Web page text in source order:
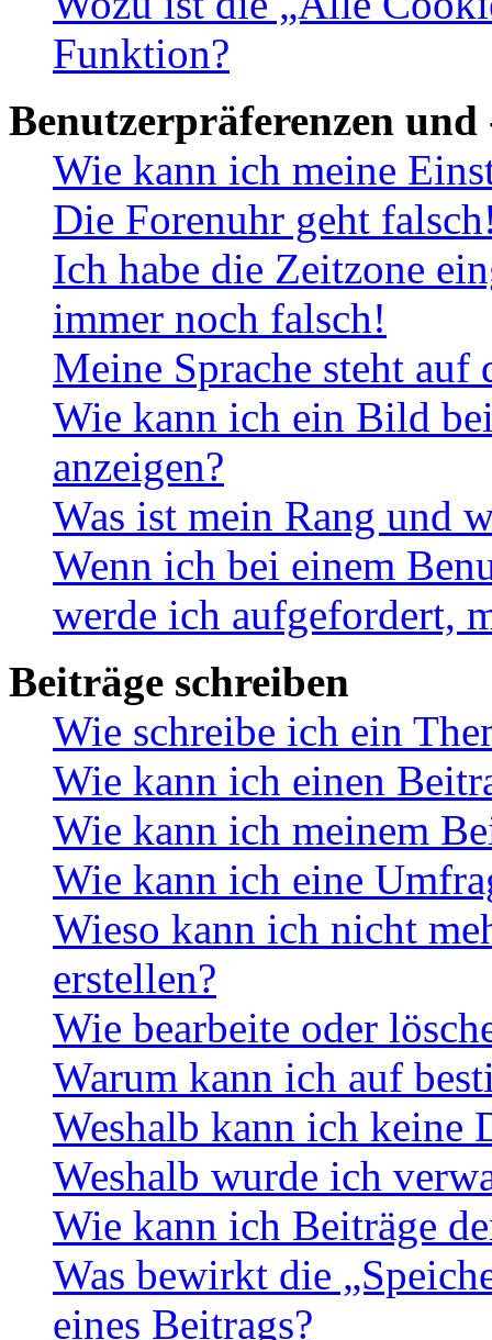
Funktion?
Benutzerpräferenzen und
Wie kann ich meine
Die Forenuhr geht
Ich habe die Zeitzone
immer noch falsch!
Meine Sprache steht
Wie kann ich ein Bild
anzeigen?
Was ist mein Rang und
Wenn ich bei einem
werde ich aufgefordert,
Beiträge schreiben
Wie schreibe ich ein
Wie kann ich einen
Wie kann ich meinem
Wie kann ich eine
Wieso kann ich nicht
erstellen?
Wie bearbeite oder
Warum kann ich auf
Weshalb kann ich keine
Weshalb wurde ich
Wie kann ich Beiträge
Was bewirkt die
eines Beitrags?